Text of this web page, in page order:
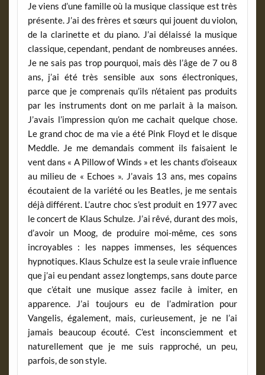
Je viens d’une famille où la musique classique est très
présente. J’ai des frères et sœurs qui jouent du violon,
de la clarinette et du piano. J’ai délaissé la musique
classique, cependant, pendant de nombreuses années.
Je ne sais pas trop pourquoi, mais dès l’âge de 7 ou 8
ans, j’ai été très sensible aux sons électroniques,
parce que je comprenais qu’ils n’étaient pas produits
par les instruments dont on me parlait à la maison.
J’avais l’impression qu’on me cachait quelque chose.
Le grand choc de ma vie a été Pink Floyd et le disque
Meddle. Je me demandais comment ils faisaient le
vent dans « A Pillow of Winds » et les chants d’oiseaux
au milieu de « Echoes ». J’avais 13 ans, mes copains
écoutaient de la variété ou les Beatles, je me sentais
déjà différent. L’autre choc s’est produit en 1977 avec
le concert de Klaus Schulze. J’ai rêvé, durant des mois,
d’avoir un Moog, de produire moi-même, ces sons
incroyables : les nappes immenses, les séquences
hypnotiques. Klaus Schulze est la seule vraie influence
que j’ai eu pendant assez longtemps, sans doute parce
que c’était une musique assez facile à imiter, en
apparence. J’ai toujours eu de l’admiration pour
Vangelis, également, mais, curieusement, je ne l’ai
jamais beaucoup écouté. C’est inconsciemment et
naturellement que je me suis rapproché, un peu,
parfois, de son style.